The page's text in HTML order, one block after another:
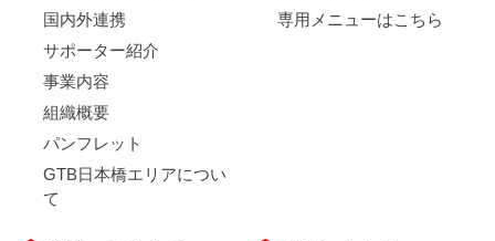
国内外連携
サポーター紹介
事業内容
組織概要
パンフレット
GTB日本橋エリアについ
て
専用メニューはこちら